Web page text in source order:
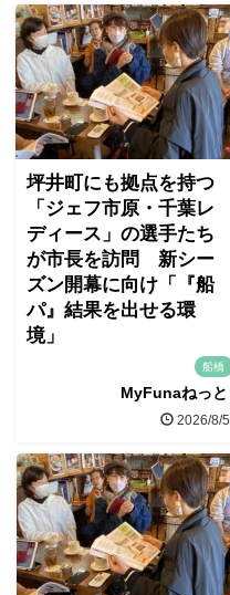
坪井町にも拠点を持つ
「ジェフ市原・千葉レ
ディース」の選手たち
が市長を訪問 新シー
ズン開幕に向け「『船
パ』結果を出せる環
境」
船橋
MyFunaねっと
2026/8/5